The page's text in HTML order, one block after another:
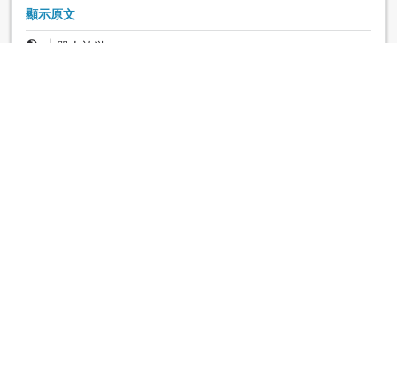
顯示原文
| 單人旅遊